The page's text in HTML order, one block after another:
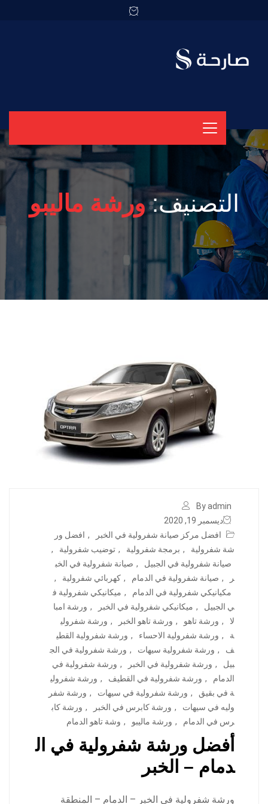
التصنيف:ورشة ماليبو
By admin
ديسمبر 19, 2020
افضل مركز صيانة شفرولية في الخبر
, افضل ور
شة شفرولية
, برمجة شفرولية , توضيب شفرولية
,
صيانة شفرولية في الجبيل
, صيانة شفرولية في الخب
ر
, صيانة شفرولية في الدمام , كهربائي شفرولية
,
مكيانيكي شفرولية في الدمام
, ميكانيكي شفرولية ف
ي الجبيل
, ميكانيكي شفرولية في الخبر , ورشة امبا
لا
, ورشة تاهو , ورشة تاهو الخبر , ورشة شفرولي
ة
, ورشة شفرولية الاحساء , ورشة شفرولية القطي
ف
, ورشة شفرولية سيهات , ورشة شفرولية في الج
بيل
, ورشة شفرولية في الخبر , ورشة شفرولية في
الدمام
, ورشة شفرولية في القطيف , ورشة شفرولي
ة في بقيق
, ورشة شفرولية في سيهات , ورشة شفر
وليه في سيهات
, ورشة كابرس في الخبر , ورشة كاب
رس في الدمام
, ورشة ماليبو , وشة تاهو الدمام
أفضل ورشة شفرولية في ال
دمام – الخبر
ورشة شفرولية في الخبر – الدمام – المنطقة